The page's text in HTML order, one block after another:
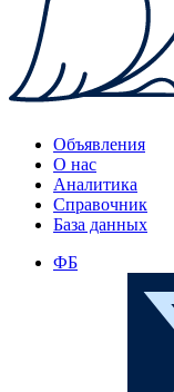
Объявления
О нас
Аналитика
Справочник
База данных
ФБ